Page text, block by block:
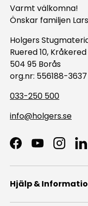
Varmt välkomna!
Önskar familjen
Holgers
Ruered 10, Kråkered
504 95 Borås
org.nr: 556188-3637
033-250 500
info@holgers.se
Facebook
YouTube
Hjälp &